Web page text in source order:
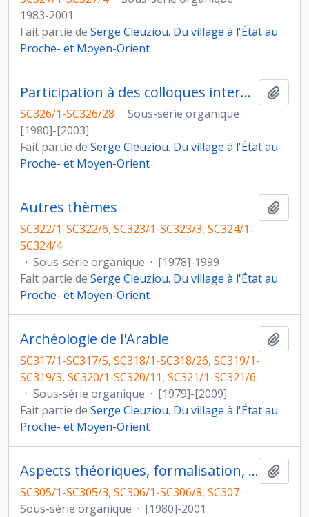
1983-2001
Fait partie de Serge Cleuziou. Du village à l'État au
Proche- et Moyen-Orient
Participation à des colloques internationaux
SC326/1-SC326/28 · Sous-série organique ·
[1980]-[2003]
Fait partie de Serge Cleuziou. Du village à l'État au
Proche- et Moyen-Orient
Autres thèmes
SC322/1-SC322/6, SC323/1-SC323/3, SC324/1-
SC324/4
· Sous-série organique · [1978]-1999
Fait partie de Serge Cleuziou. Du village à l'État au
Proche- et Moyen-Orient
Archéologie de l'Arabie
SC317/1-SC317/5, SC318/1-SC318/26, SC319/1-
SC319/3, SC320/1-SC320/11, SC321/1-SC321/6
· Sous-série organique · [1979]-[2009]
Fait partie de Serge Cleuziou. Du village à l'État au
Proche- et Moyen-Orient
Aspects théoriques, formalisation, traitement des données
SC305/1-SC305/3, SC306/1-SC306/8, SC307 ·
Sous-série organique · [1980]-2001